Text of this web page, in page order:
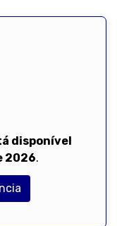
disponível
2026.